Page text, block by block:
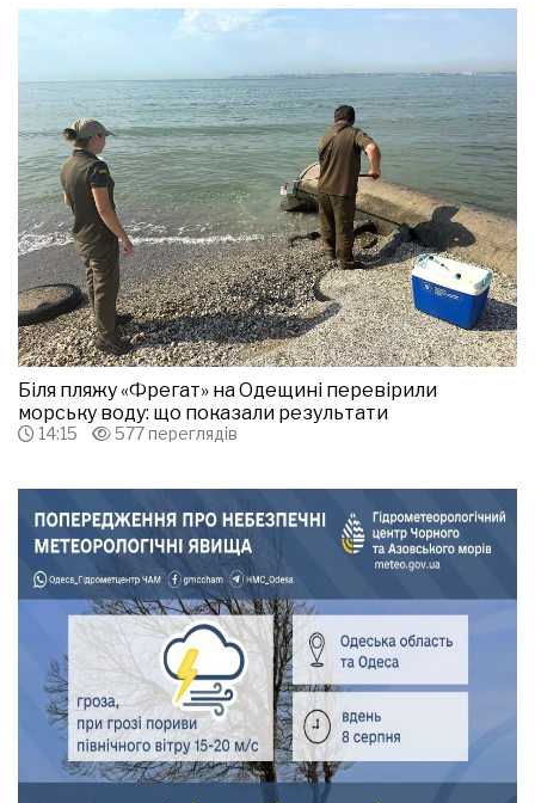
Біля пляжу «Фрегат» на Одещині перевірили
морську воду: що показали результати
14:15 577 переглядів